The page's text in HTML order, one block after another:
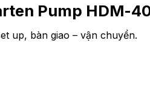
Pump HDM-
up, bàn giao – vận chuyển.